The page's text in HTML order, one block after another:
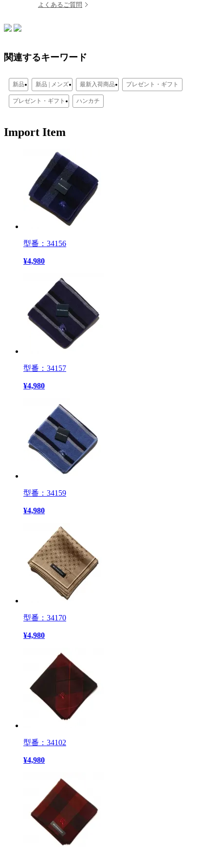
よくあるご質問
関連するキーワード
新品 新品 | メンズ 最新入荷商品 プレゼント・ギフト
プレゼント・ギフト ハンカチ
Import Item
型番：34156
¥4,980
型番：34157
¥4,980
型番：34159
¥4,980
型番：34170
¥4,980
型番：34102
¥4,980